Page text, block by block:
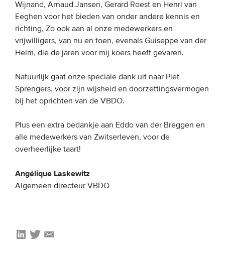
Video’s
Vereniging
Onze leden
Team
Partners & netwerken
Wijnand, Arnaud Jansen, Gerard Roest en Henri van
Eeghen voor het bieden van onder andere kennis en
richting, Zo ook aan al onze medewerkers en
vrijwilligers, van nu en toen, evenals Guiseppe van der
Helm, die de jaren voor mij koers heeft gevaren.
Natuurlijk gaat onze speciale dank uit naar Piet
Sprengers, voor zijn wijsheid en doorzettingsvermogen
bij het oprichten van de VBDO.
Plus een extra bedankje aan Eddo van der Breggen en
alle medewerkers van Zwitserleven, voor de
overheerlijke taart!
Angélique Laskewitz
Algemeen directeur VBDO